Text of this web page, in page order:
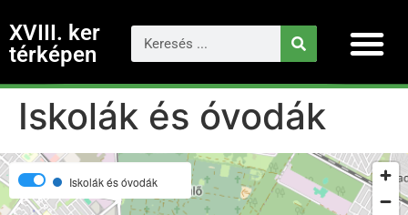
XVIII. ker
térképen
Iskolák és óvodák
Iskolák és óvodák